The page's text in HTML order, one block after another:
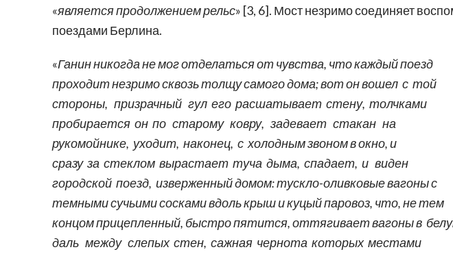
«является продолжением рельс» [3, 6]. Мост незримо соединяет
поездами Берлина.
«Ганин никогда не мог отделаться от чувства, что каждый поезд
проходит незримо сквозь толщу самого дома; вот он вошел с той
стороны, призрачный гул его расшатывает стену, толчками
пробирается он по старому ковру, задевает стакан на
рукомойнике, уходит, наконец, с холодным звоном в окно, и
сразу за стеклом вырастает туча дыма, спадает, и виден
городской поезд, изверженный домом: тускло-оливковые вагоны с
темными сучьими сосками вдоль крыш и куцый паровоз, что, не тем
концом прицепленный, быстро пятится, оттягивает вагоны в
даль между слепых стен, сажная чернота которых местами